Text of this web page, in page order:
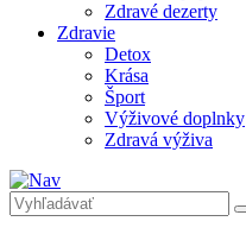
Zdravé dezerty
Zdravie
Detox
Krása
Šport
Výživové doplnky
Zdravá výživa